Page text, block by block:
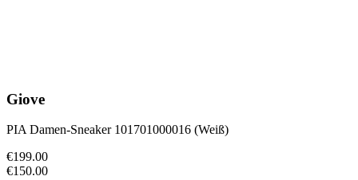
Giove
PIA Damen-Sneaker 101701000016 (Weiß)
€199.00
€150.00